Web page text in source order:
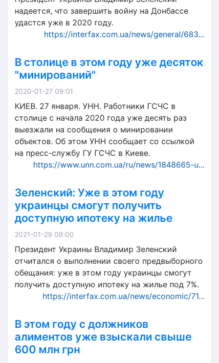
надеется, что завершить войну на Донбассе
удастся уже в 2020 году.
https://interfax.com.ua/news/general/683...
В столице в этом году уже десяток
"минирований"
2020-01-27 09:01
КИЕВ. 27 января. УНН. Работники ГСЧС в
столице с начала 2020 года уже десять раз
выезжали на сообщения о минировании
объектов. Об этом УНН сообщает со ссылкой
на пресс-службу ГУ ГСЧС в Киеве.
https://www.unn.com.ua/ru/news/1848665-u...
Зеленский: Уже в этом году
украинцы смогут получить
доступную ипотеку на жилье
2021-01-29 09:00
Президент Украины Владимир Зеленский
отчитался о выполнении своего предвыборного
обещания: уже в этом году украинцы смогут
получить доступную ипотеку на жилье под 7%.
https://interfax.com.ua/news/economic/71...
В этом году с должников
алиментов уже взыскали свыше
600 млн грн